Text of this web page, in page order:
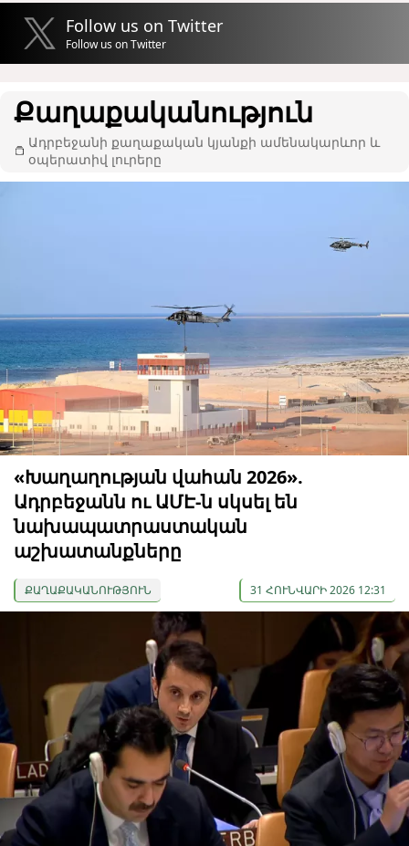
Follow us on Twitter
Follow us on Twitter
Քաղաքականություն
Ադրբեջանի քաղաքական կյանքի ամենակարևոր և
օպերատիվ լուրերը
«Խաղաղության վահան 2026».
Ադրբեջանն ու ԱՄԷ-ն սկսել են
նախապատրաստական ​​
աշխատանքները
ՔԱՂԱՔԱԿԱՆՈՒԹՅՈՒՆ 31 ՀՈՒՆՎԱՐԻ 2026 12:31